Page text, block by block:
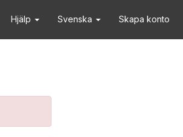
Hjälp Svenska Skapa konto